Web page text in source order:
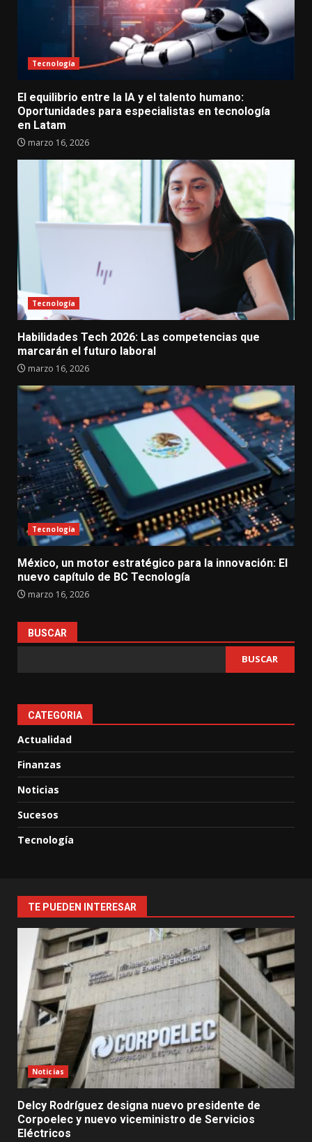
Tecnología
El equilibrio entre la IA y el talento humano:
Oportunidades para especialistas en tecnología
en Latam
marzo 16, 2026
Tecnología
Habilidades Tech 2026: Las competencias que
marcarán el futuro laboral
marzo 16, 2026
Tecnología
México, un motor estratégico para la innovación: El
nuevo capítulo de BC Tecnología
marzo 16, 2026
BUSCAR
BUSCAR
CATEGORIA
Actualidad
Finanzas
Noticias
Sucesos
Tecnología
TE PUEDEN INTERESAR
Noticias
Delcy Rodríguez designa nuevo presidente de
Corpoelec y nuevo viceministro de Servicios
Eléctricos